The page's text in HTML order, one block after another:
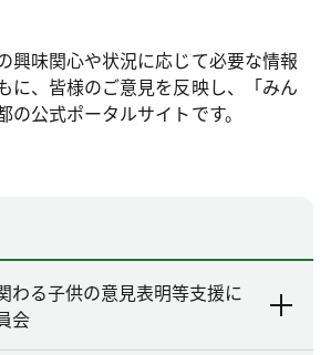
興味関心や状況に応じて必要な情報
に、皆様のご意見を反映し、「みん
の公式ポータルサイトです。
わる子供の意見表明等支援に
会